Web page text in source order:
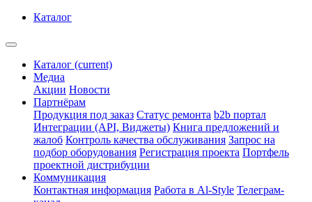
Каталог
Каталог (current)
Медиа
Акции Новости
Партнёрам
Продукция под заказ Статус ремонта b2b портал
Интеграции (API, Виджеты) Книга предложений и
жалоб Контроль качества обслуживания Запрос на
подбор оборудования Регистрация проекта Портфель
проектной дистрибуции
Коммуникация
Контактная информация Работа в Al-Style Телеграм-